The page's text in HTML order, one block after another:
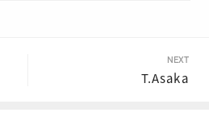
NEXT
T.Asaka